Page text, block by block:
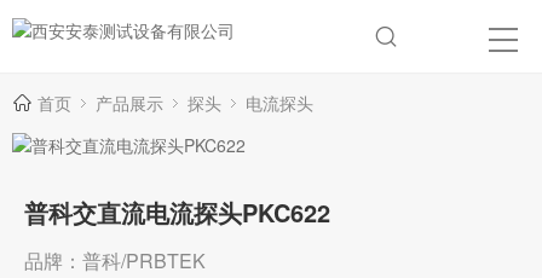
首页 产品展示 探头 电流探头
普科交直流电流探头PKC622
品牌：普科/PRBTEK